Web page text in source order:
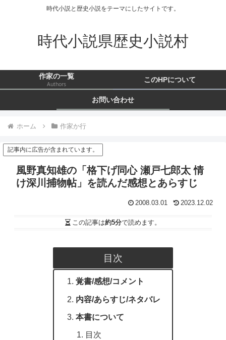
時代小説と歴史小説をテーマにしたサイトです。
時代小説県歴史小説村
作家の一覧
Authors
このHPについて
お問い合わせ
ホーム 作家か行
記事内に広告が含まれています。
風野真知雄の「格下げ同心 瀬戸七郎太 情
け深川捕物帖」を読んだ感想とあらすじ
2008.03.01 2023.12.02
この記事は約5分で読めます。
目次
覚書/感想/コメント
内容/あらすじ/ネタバレ
本書について
目次